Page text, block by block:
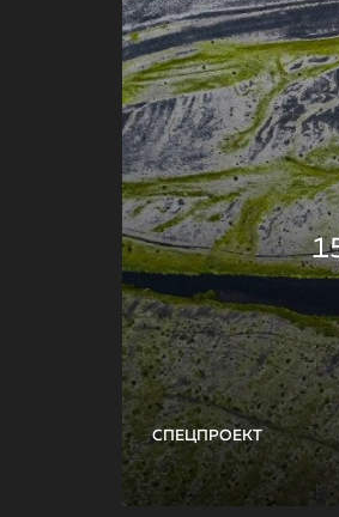
СПЕЦПРОЕКТ